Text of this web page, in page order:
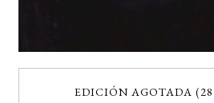
EDICIÓN AGOTADA